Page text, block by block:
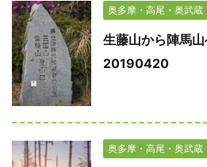
奥多摩・高尾・奥武蔵
生藤山から陣馬
20190420
奥多摩・高尾・奥武蔵